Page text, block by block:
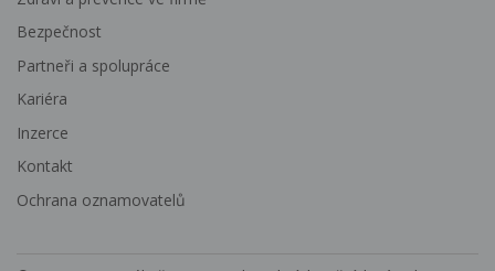
Bezpečnost
Partneři a spolupráce
Kariéra
Inzerce
Kontakt
Ochrana oznamovatelů